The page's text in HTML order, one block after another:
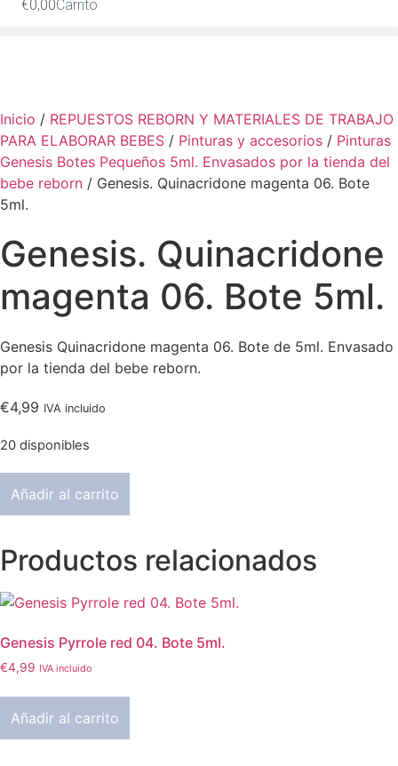
€0,00Carrito
Inicio / REPUESTOS REBORN Y MATERIALES DE TRABAJO
PARA ELABORAR BEBES / Pinturas y accesorios / Pinturas
Genesis Botes Pequeños 5ml. Envasados por la tienda del
bebe reborn / Genesis. Quinacridone magenta 06. Bote
5ml.
Genesis. Quinacridone
magenta 06. Bote 5ml.
Genesis Quinacridone magenta 06. Bote de 5ml. Envasado
por la tienda del bebe reborn.
€4,99 IVA incluido
20 disponibles
Quinacridone
5ml.
cantidad
Añadir al carrito
Productos relacionados
Genesis Pyrrole red 04. Bote 5ml.
€4,99 IVA incluido
Añadir al carrito